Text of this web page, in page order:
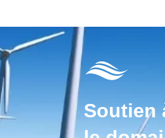
Soutien